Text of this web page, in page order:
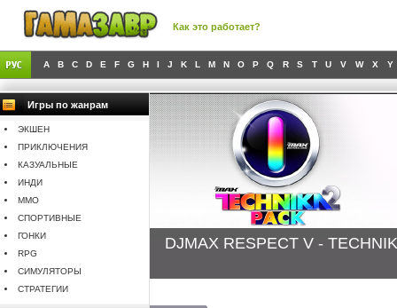
Как это работает?
A B C D E F G H I J K L M N O P Q R S T U V W X Y
Игры по жанрам
ЭКШЕН
ПРИКЛЮЧЕНИЯ
КАЗУАЛЬНЫЕ
ИНДИ
MMO
СПОРТИВНЫЕ
ГОНКИ
RPG
СИМУЛЯТОРЫ
СТРАТЕГИИ
DJMAX RESPECT V -